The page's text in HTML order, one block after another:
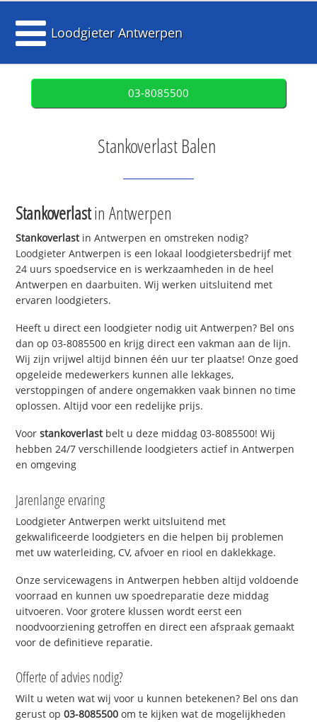
Loodgieter Antwerpen
03-8085500
Stankoverlast Balen
Stankoverlastin Antwerpen
Stankoverlastin Antwerpen en omstreken nodig?
Loodgieter Antwerpen is een lokaal loodgietersbedrijf met
24 uurs spoedservice en is werkzaamheden in de heel
Antwerpen en daarbuiten. Wij werken uitsluitend met
ervaren loodgieters.
Heeft u direct een loodgieter nodig uit Antwerpen? Bel ons
dan op 03-8085500 en krijg direct een vakman aan de lijn.
Wij zijn vrijwel altijd binnen één uur ter plaatse! Onze goed
opgeleide medewerkers kunnen alle lekkages,
verstoppingen of andere ongemakken vaak binnen no time
oplossen. Altijd voor een redelijke prijs.
Voorstankoverlastbelt u deze middag 03-8085500! Wij
hebben 24/7 verschillende loodgieters actief in Antwerpen
en omgeving
Jarenlange ervaring
Loodgieter Antwerpen werkt uitsluitend met
gekwalificeerde loodgieters en die helpen bij problemen
met uw waterleiding, CV, afvoer en riool en daklekkage.
Onze servicewagens in Antwerpen hebben altijd voldoende
voorraad en kunnen uw spoedreparatie deze middag
uitvoeren. Voor grotere klussen wordt eerst een
noodvoorziening getroffen en direct een afspraak gemaakt
voor de definitieve reparatie.
Offerte of advies nodig?
Wilt u weten wat wij voor u kunnen betekenen? Bel ons dan
gerust op03-8085500 om te kijken wat de mogelijkheden